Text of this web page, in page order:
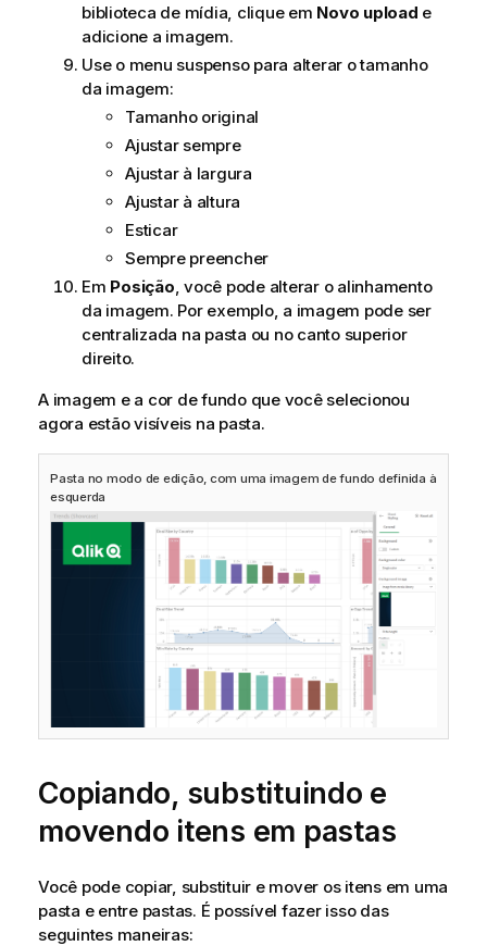
biblioteca de mídia, clique em Novo upload e
adicione a imagem.
Use o menu suspenso para alterar o tamanho
da imagem:
Tamanho original
Ajustar sempre
Ajustar à largura
Ajustar à altura
Esticar
Sempre preencher
Em Posição, você pode alterar o alinhamento
da imagem. Por exemplo, a imagem pode ser
centralizada na pasta ou no canto superior
direito.
A imagem e a cor de fundo que você selecionou
agora estão visíveis na pasta.
Pasta no modo de edição, com uma imagem de fundo definida à
esquerda
Copiando, substituindo e
movendo itens em pastas
Você pode copiar, substituir e mover os itens em uma
pasta e entre pastas. É possível fazer isso das
seguintes maneiras: